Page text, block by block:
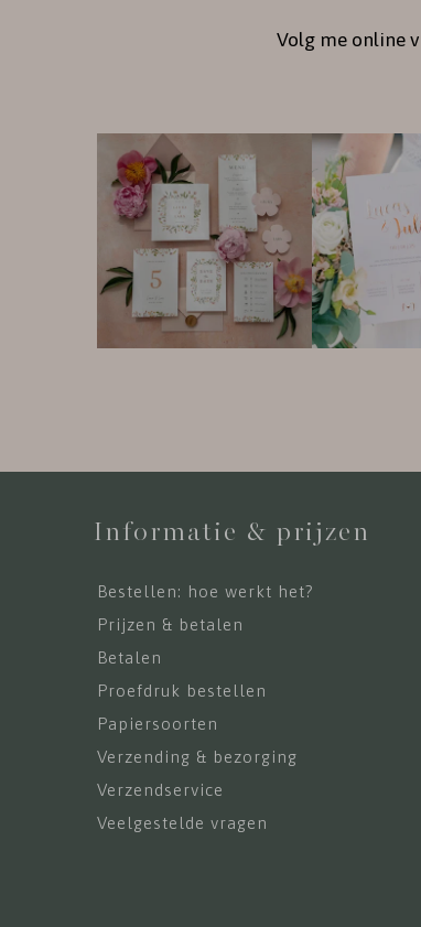
Volg me online
Informatie & prijzen
Bestellen: hoe werkt het?
Prijzen & betalen
Betalen
Proefdruk bestellen
Papiersoorten
Verzending & bezorging
Verzendservice
Veelgestelde vragen